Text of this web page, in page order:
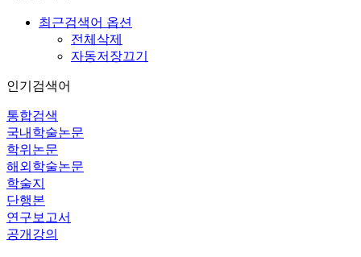
최근검색어 옵션
전체삭제
자동저장끄기
인기검색어
통합검색
국내학술논문
학위논문
해외학술논문
학술지
단행본
연구보고서
공개강의